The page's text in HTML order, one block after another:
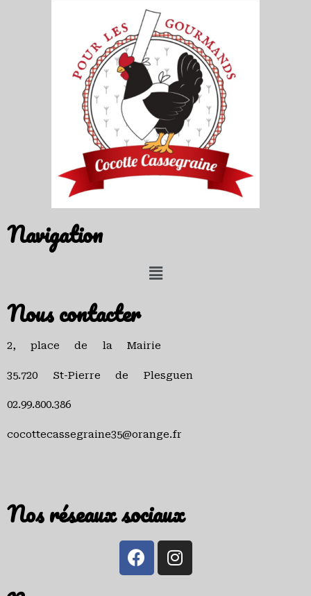
Navigation
Nous contacter
2, place de la Mairie
35.720 St-Pierre de Plesguen
02.99.800.386
cocottecassegraine35@orange.fr
Nos réseaux sociaux